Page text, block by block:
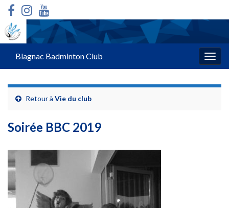
Blagnac Badminton Club
Retour à Vie du club
Soirée BBC 2019